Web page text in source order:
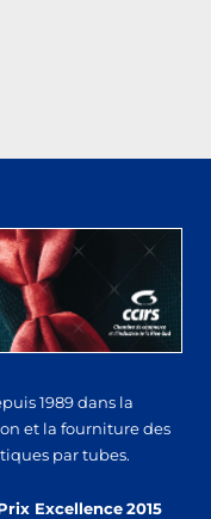
1989 dans la
et la fourniture des
par tubes.
Excellence 2015